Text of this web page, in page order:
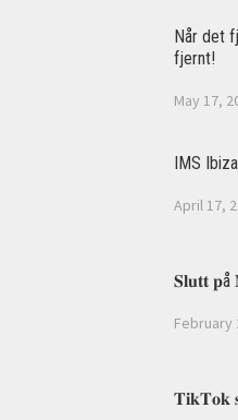
Når det
fjernt!
May 17,
IMS
April 17,
𝐒𝐥𝐮𝐭𝐭
February
𝐓𝐢𝐤𝐓𝐨𝐤